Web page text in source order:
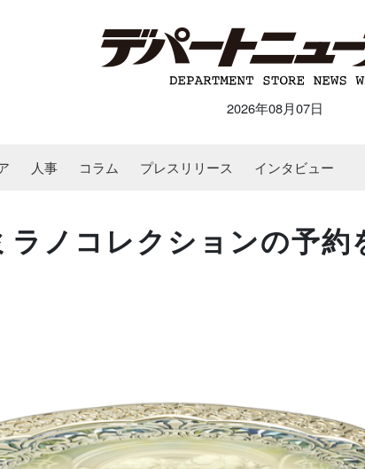
2026年08月07日
人事 コラム プレスリリース インタビュー
ラノコレクションの予約